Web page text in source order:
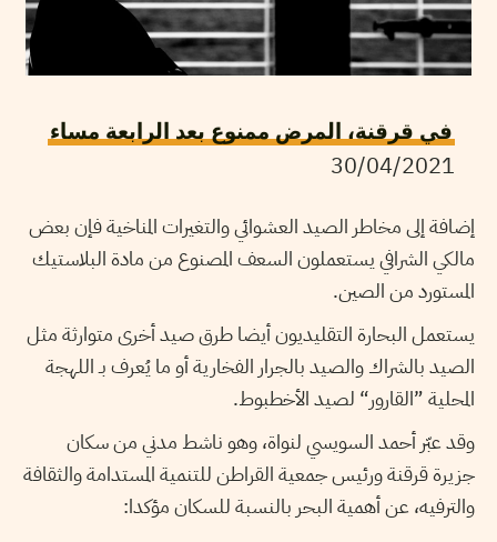
في قرقنة، المرض ممنوع بعد الرابعة مساء
30/04/2021
إضافة إلى مخاطر الصيد العشوائي والتغيرات المناخية فإن بعض
مالكي الشرافي يستعملون السعف المصنوع من مادة البلاستيك
المستورد من الصين.
يستعمل البحارة التقليديون أيضا طرق صيد أخرى متوارثة مثل
الصيد بالشراك والصيد بالجرار الفخارية أو ما يُعرف بـ اللهجة
المحلية ”القارور“ لصيد الأخطبوط.
وقد عبّر أحمد السويسي لنواة، وهو ناشط مدني من سكان
جزيرة قرقنة ورئيس جمعية القراطن للتنمية المستدامة والثقافة
والترفيه، عن أهمية البحر بالنسبة للسكان مؤكدا: